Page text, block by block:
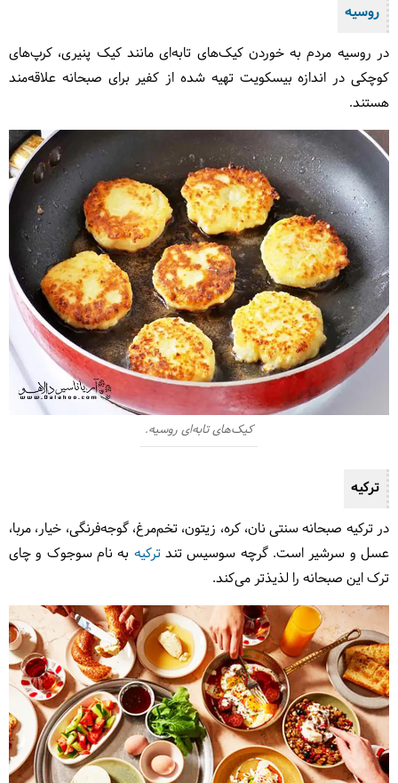
روسیه
در روسیه مردم به خوردن کیک‌های تابه‌ای مانند کیک پنیری، کرپ‌های
کوچکی در اندازه بیسکویت تهیه ‌شده از کفیر برای صبحانه علاقه‌مند
هستند.
کیک‌های تابه‌ای روسیه.
ترکیه
در ترکیه صبحانه سنتی نان، کره، زیتون، تخم‌مرغ، گوجه‌فرنگی، خیار، مربا،
عسل و سرشیر است. گرچه سوسیس تندترکیه به نام سوجوک و چای
ترک این صبحانه را لذیذتر می‌کند.